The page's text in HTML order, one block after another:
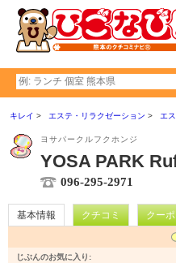
キレイ エステ・リラクゼーション エ
ヨサパークルフクホンジ
YOSA PARK
096-295-2971
基本情報 クチコミ クー
じぶんのお気に入り: